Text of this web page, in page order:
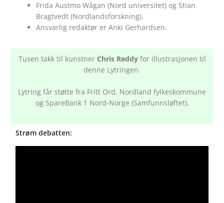
Frida Austmo Wågan (Nord universitet) og Stian
Bragtvedt (Nordlandsforskning).
Ansvarlig redaktør er Anki Gerhardsen.
Tusen takk til kunstner Chris Reddyfor illustrasjonen til
denne Lytringen.
Lytring får støtte fra Fritt Ord, Nordland fylkeskommune
og SpareBank 1 Nord-Norge (Samfunnsløftet).
Strøm debatten: